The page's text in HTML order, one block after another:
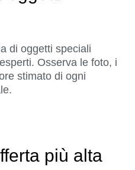
di oggetti speciali
Osserva le foto, i
stimato di ogni
più alta